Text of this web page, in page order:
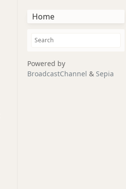
Home
Powered by
BroadcastChannel & Sepia